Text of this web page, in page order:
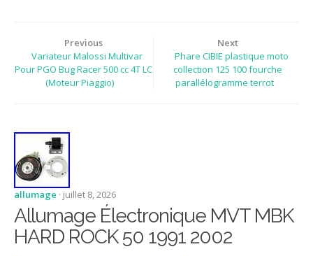
Previous
Variateur Malossi Multivar
Pour PGO Bug Racer 500 cc 4T LC
(Moteur Piaggio)
Next
Phare CIBIE plastique moto
collection 125 100 fourche
parallélogramme terrot
allumage · juillet 8, 2026
Allumage Électronique MVT MBK
HARD ROCK 50 1991 2002